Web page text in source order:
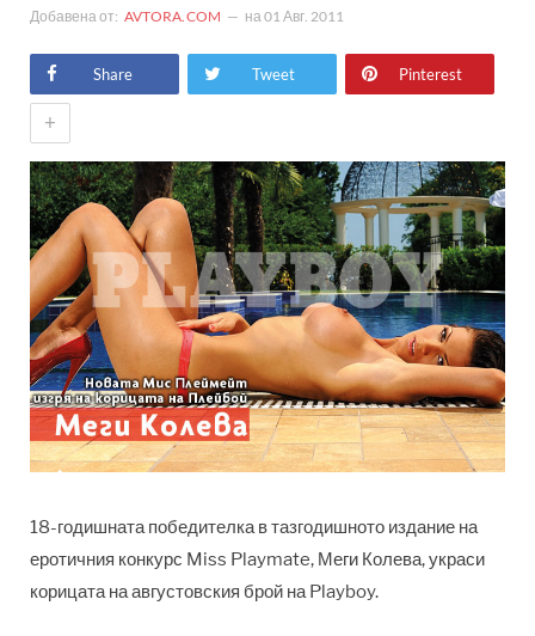
Добавена от: AVTORA.COM на01 Авг. 2011
Share Tweet Pinterest
+
18-годишната победителка в тазгодишното издание на
еротичния конкурс Miss Playmate, Меги Колева, украси
корицата на августовския брой на Playboy.